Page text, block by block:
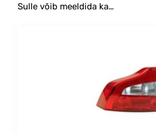
Sulle võib meeldida ka…